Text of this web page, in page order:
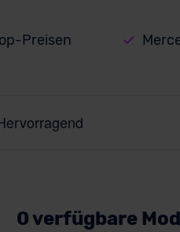
Preisen
0 verfügbare